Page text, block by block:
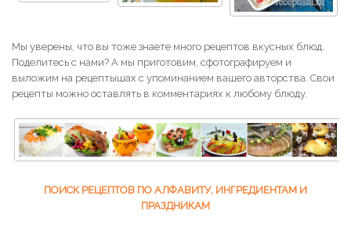
Мы уверены, что вы тоже знаете много рецептов вкусных блюд.
Поделитесь с нами? А мы приготовим, сфотографируем и
выложим на рецептышах с упоминанием вашего авторства. Свои
рецепты можно оставлять в комментариях к любому блюду.
ПОИСК РЕЦЕПТОВ ПО АЛФАВИТУ, ИНГРЕДИЕНТАМ И
ПРАЗДНИКАМ